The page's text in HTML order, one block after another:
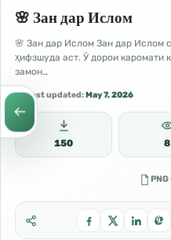
🌸 Зан дар Ислом
🌸 Зан дар Ислом Зан дар Ислом
ҳифзшуда аст. Ӯ дорои каромати
замон…
Last updated:May 7, 2026
150 8
PNG